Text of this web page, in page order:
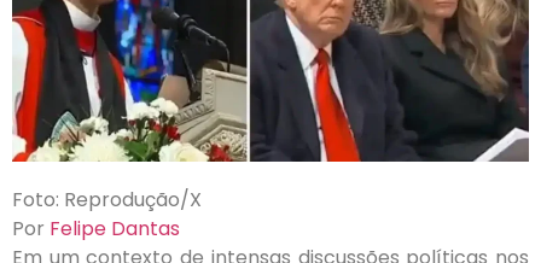
Foto: Reprodução/X
Por Felipe Dantas
Em um contexto de intensas discussões políticas nos